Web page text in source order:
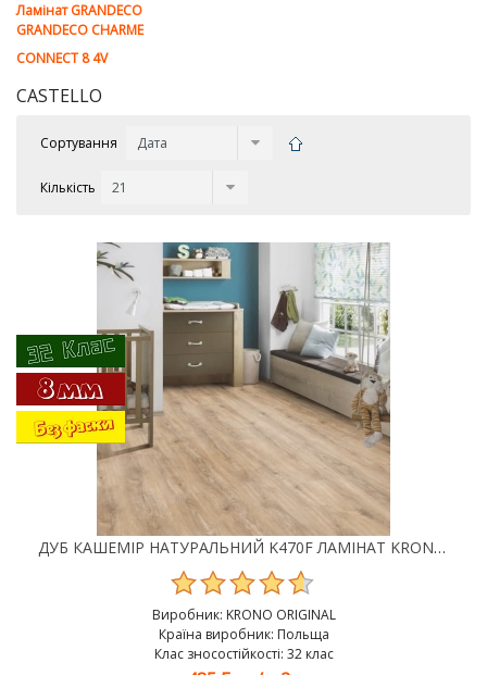
Ламінат GRANDECO
GRANDECO CHARME
CONNECT 8 4V
CASTELLO
Сортування
Кількість
ДУБ КАШЕМІР НАТУРАЛЬНИЙ K470F ЛАМІНАТ KRONO ORIGINAL CASTELLO 32 КЛАС 8 ММ
Виробник: KRONO ORIGINAL
Країна виробник: Польща
Клас зносостійкості: 32 клас